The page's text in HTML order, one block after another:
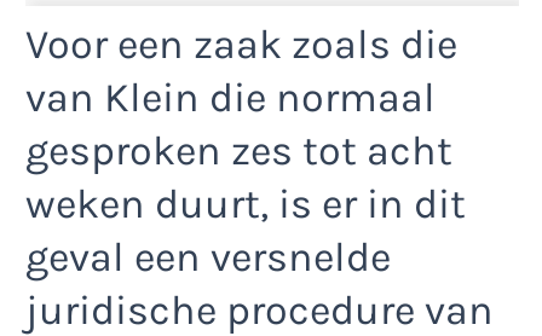
Voor een zaak zoals die
van Klein die normaal
gesproken zes tot acht
weken duurt, is er in dit
geval een versnelde
juridische procedure van